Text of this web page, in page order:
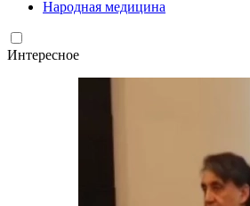
Народная медицина
Интересное